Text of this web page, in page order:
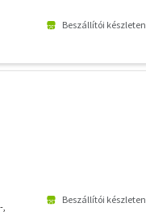
Beszállítói készleten
,
Beszállítói készleten